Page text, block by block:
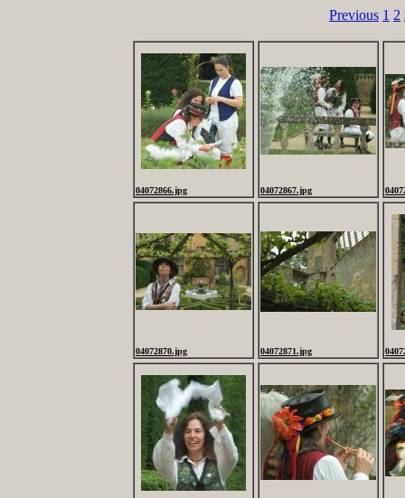
Previous 1 2
04072866.jpg 04072867.jpg
04072870.jpg 04072871.jpg